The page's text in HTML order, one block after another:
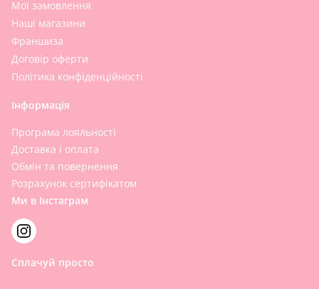
Мої замовлення
Наші магазини
Франшиза
Договір оферти
Політика конфіденційності
Інформація
Програма лояльності
Доставка і оплата
Обмін та повернення
Розрахунок сертифікатом
Ми в Інстаграм
Сплачуй просто